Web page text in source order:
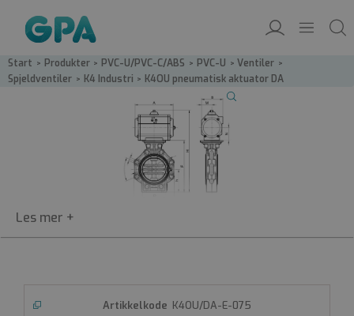
Start / Produkter / PVC-U/PVC-C/ABS / PVC-U / Ventiler /
Spjeldventiler / K4 Industri / K4OU pneumatisk aktuator DA
K4OU/DA
K4OU/DA-E-075